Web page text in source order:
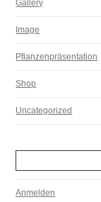
Gallery
Image
Pflanzenpräsentation
Shop
Uncategorized
Anmelden